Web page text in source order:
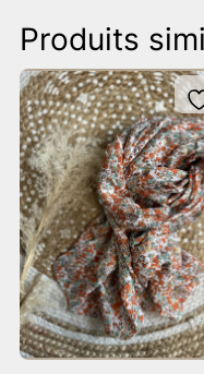
Produits